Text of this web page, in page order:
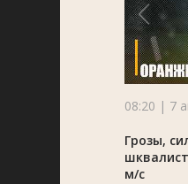
08:20 | 7
Грозы,
м/с